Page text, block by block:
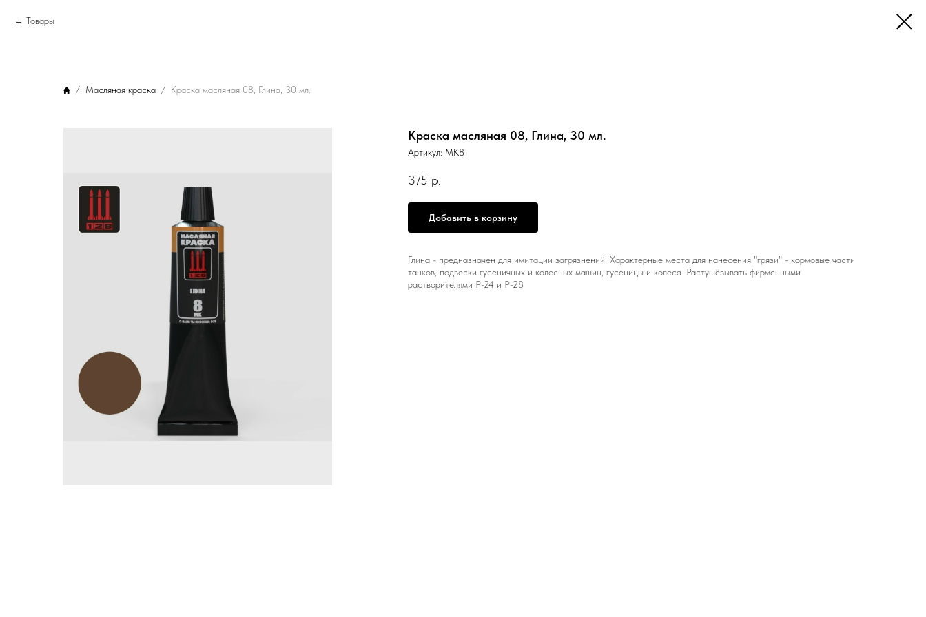
Товары
Масляная краска Краска масляная 08, Глина, 30 мл.
Краска масляная 08, Глина, 30 мл.
Артикул: МК8
375 р.
Добавить в корзину
Глина - предназначен для имитации загрязнений. Характерные места для нанесения "грязи" - кормовые части
танков, подвески гусеничных и колесных машин, гусеницы и колеса. Растушёвывать фирменными
растворителями Р-24 и Р-28